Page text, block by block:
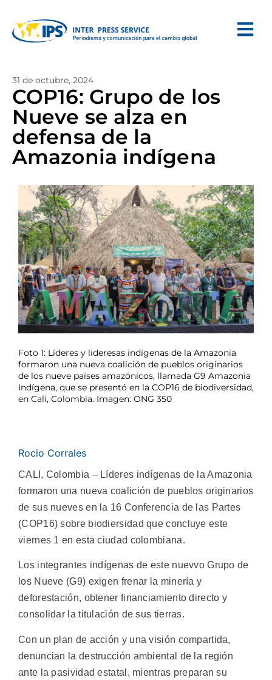
31 de octubre, 2024
COP16: Grupo de los
Nueve se alza en
defensa de la
Amazonia indígena
Foto 1: Líderes y lideresas indígenas de la Amazonia
formaron una nueva coalición de pueblos originarios
de los nueve países amazónicos, llamada G9 Amazonia
Indígena, que se presentó en la COP16 de biodiversidad,
en Cali, Colombia. Imagen: ONG 350
Rocio Corrales
CALI, Colombia – Líderes indígenas de la Amazonia
formaron una nueva coalición de pueblos originarios
de sus nueves en la 16 Conferencia de las Partes
(COP16) sobre biodiersidad que concluye este
viernes 1 en esta ciudad colombiana.
Los integrantes indígenas de este nuevvo Grupo de
los Nueve (G9) exigen frenar la minería y
deforestación, obtener financiamiento directo y
consolidar la titulación de sus tierras.
Con un plan de acción y una visión compartida,
denuncian la destrucción ambiental de la región
ante la pasividad estatal, mientras preparan su